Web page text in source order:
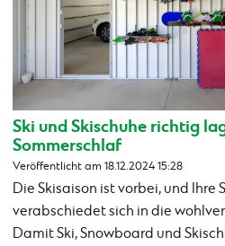
Ski und Skischuhe richtig
Sommerschlaf
Veröffentlicht am 18.12.2024 15:28
Die Skisaison ist vorbei, und Ihre
verabschiedet sich in die
Damit Ski, Snowboard und